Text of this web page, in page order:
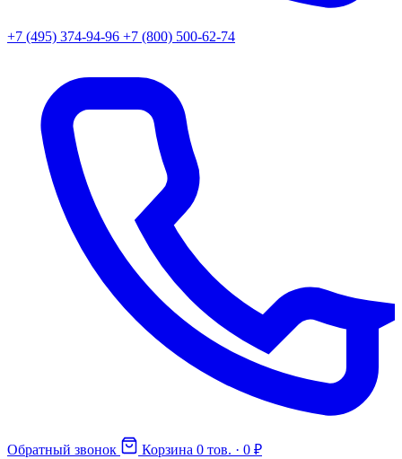
+7 (495) 374-94-96 +7 (800) 500-62-74
Обратный звонок Корзина 0 тов. · 0 ₽